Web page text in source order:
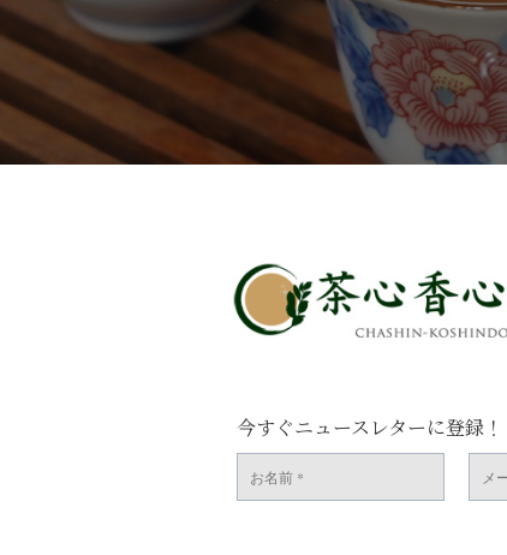
今すぐニュースレターに登録！
お
メ